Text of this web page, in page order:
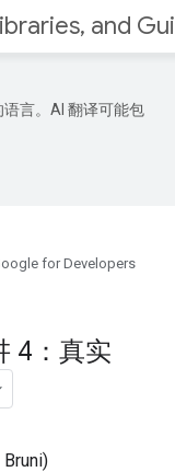
言。AI 翻译可能包
for Developers
4：真实